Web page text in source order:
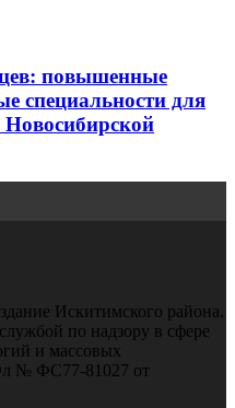
повышенные
специальности для
Искитимского района.
по надзору в сфере
и массовых
№ ФС77-81027 от